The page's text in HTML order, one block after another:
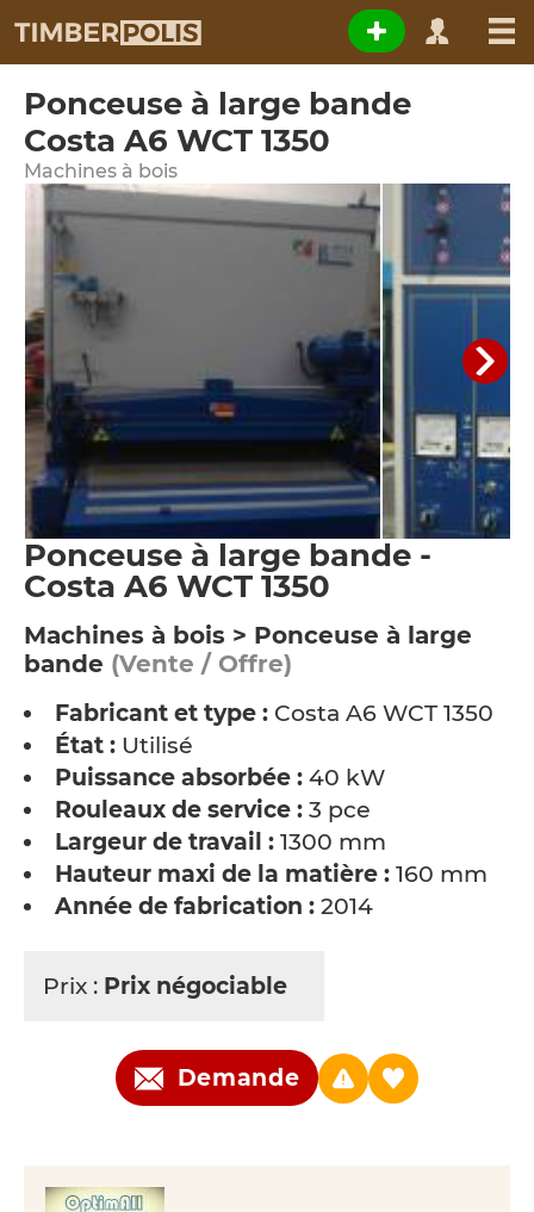
Ponceuse à large bande
Costa A6 WCT 1350
Machines à bois
Ponceuse à large bande -
Costa A6 WCT 1350
Machines à bois > Ponceuse à large
bande (Vente / Offre)
Fabricant et type : Costa A6 WCT 1350
État : Utilisé
Puissance absorbée : 40 kW
Rouleaux de service : 3 pce
Largeur de travail : 1300 mm
Hauteur maxi de la matière : 160 mm
Année de fabrication : 2014
Prix : Prix négociable
Demande